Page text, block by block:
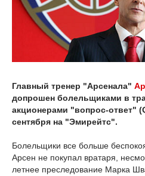
Главный тренер "Арсенала"
допрошен болельщиками в
акционерами "вопрос-ответ"
сентября на "Эмирейтс".
Болельщики все больше
Арсен не покупал вратаря,
летнее преследование Марка